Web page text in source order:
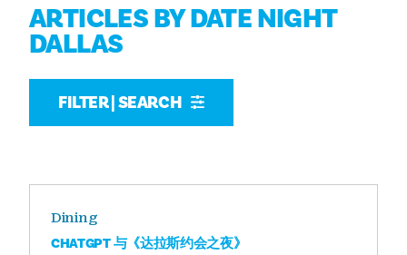
ARTICLES BY DATE NIGHT
DALLAS
FILTER | SEARCH
Dining
CHATGPT 与《达拉斯约会之夜》